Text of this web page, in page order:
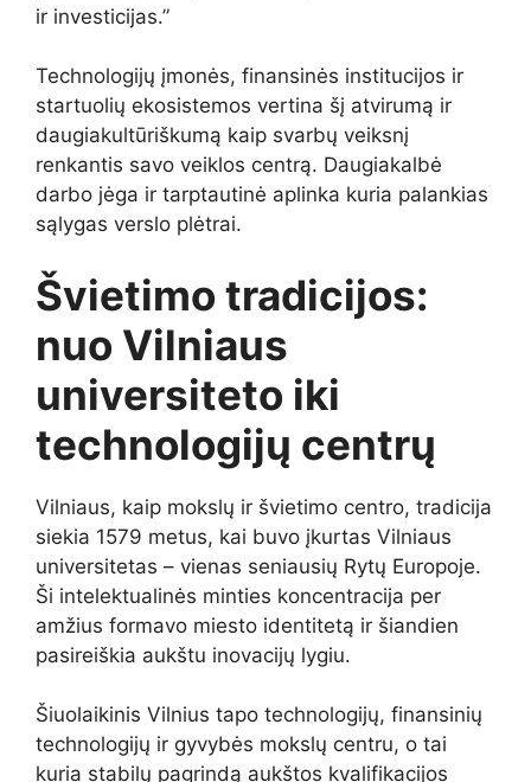
ir investicijas.”
Technologijų įmonės, finansinės institucijos ir
startuolių ekosistemos vertina šį atvirumą ir
daugiakultūriškumą kaip svarbų veiksnį
renkantis savo veiklos centrą. Daugiakalbė
darbo jėga ir tarptautinė aplinka kuria palankias
sąlygas verslo plėtrai.
Švietimo tradicijos:
nuo Vilniaus
universiteto iki
technologijų centrų
Vilniaus, kaip mokslų ir švietimo centro, tradicija
siekia 1579 metus, kai buvo įkurtas Vilniaus
universitetas – vienas seniausių Rytų Europoje.
Ši intelektualinės minties koncentracija per
amžius formavo miesto identitetą ir šiandien
pasireiškia aukštu inovacijų lygiu.
Šiuolaikinis Vilnius tapo technologijų, finansinių
technologijų ir gyvybės mokslų centru, o tai
kuria stabilų pagrindą aukštos kvalifikacijos